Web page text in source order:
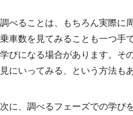
調べることは、もちろん実際に
乗車数を見てみることも一つ手
学びになる場合があります。そ
見にいってみる、という方法も
次に、調べるフェーズでの学び